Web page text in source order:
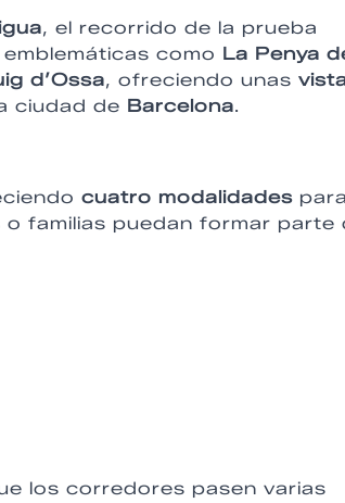
, el recorrido de la prueba
como La Penya
d’Ossa, ofreciendo unas
ciudad de Barcelona.
cuatro modalidades para
familias puedan formar parte
los corredores pasen varias